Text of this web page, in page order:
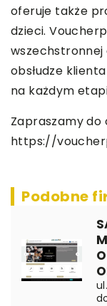
oferuje także
dzieci.
obsłudze
na każdym
Zapraszamy do
https://
Podobne